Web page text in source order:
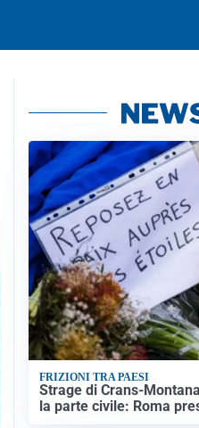
FRIZIONI TRA PAESI
Strage di Crans-
la parte civile: Roma